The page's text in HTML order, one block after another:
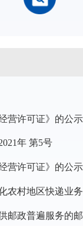
营许可证》的公示
年 第5号
营许可证》的公示